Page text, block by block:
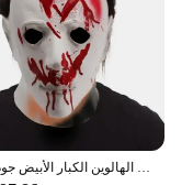
جديد وصول هالوين 1978 مايكل مايرز قناع الرعب الدموي تأثيري حلي أقنعة اللاتكس تجهيزات حفلة الهالوين الكبار الأبيض جودة عالية